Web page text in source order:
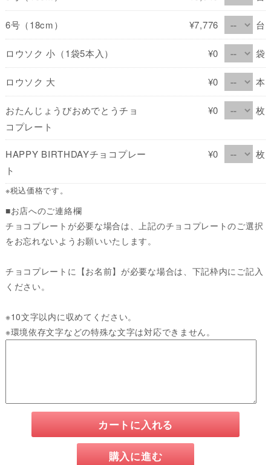
6号（18cm） ¥7,776 台
ロウソク 小（1袋5本入） ¥0 袋
ロウソク 大 ¥0 本
おたんじょうびおめでとうチョ
コプレート
¥0 枚
HAPPY BIRTHDAYチョコプレー
ト
¥0 枚
※税込価格です。
■お店へのご連絡欄
チョコプレートが必要な場合は、上記のチョコプレートのご選択
をお忘れないようお願いいたします。
チョコプレートに【お名前】が必要な場合は、下記枠内にご記入
ください。
※10文字以内に収めてください。
※環境依存文字などの特殊な文字は対応できません。
カートに入れる
購入に進む